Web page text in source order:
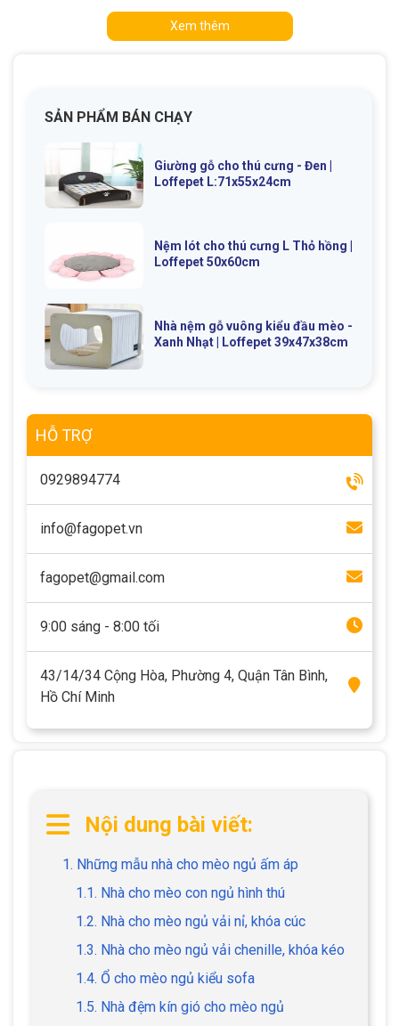
Xem thêm
Nội dung bài viết:
1. Những mẫu nhà cho mèo ngủ ấm áp
1.1. Nhà cho mèo con ngủ hình thú
1.2. Nhà cho mèo ngủ vải nỉ, khóa cúc
1.3. Nhà cho mèo ngủ vải chenille, khóa kéo
1.4. Ổ cho mèo ngủ kiểu sofa
1.5. Nhà đệm kín gió cho mèo ngủ
SẢN PHẨM BÁN CHẠY
Giường gỗ cho thú cưng - Đen |
Loffepet L:71x55x24cm
Nệm lót cho thú cưng L Thỏ hồng |
Loffepet 50x60cm
Nhà nệm gỗ vuông kiểu đầu mèo -
Xanh Nhạt | Loffepet 39x47x38cm
HỖ TRỢ
0929894774
info@fagopet.vn
fagopet@gmail.com
9:00 sáng - 8:00 tối
43/14/34 Cộng Hòa, Phường 4, Quận Tân Bình,
Hồ Chí Minh